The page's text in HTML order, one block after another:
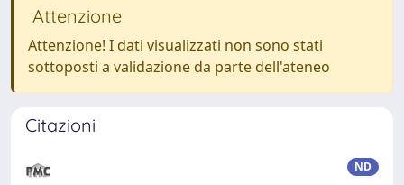
Attenzione
Attenzione! I dati visualizzati non sono stati
sottoposti a validazione da parte dell'ateneo
Citazioni
ND